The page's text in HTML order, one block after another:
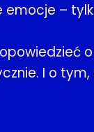
emocje –
I o